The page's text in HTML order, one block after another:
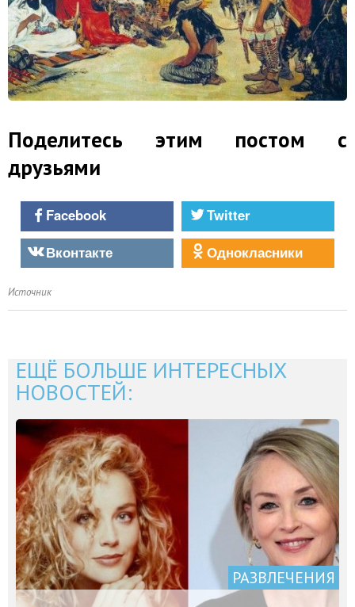
Поделитесь этим постом с
друзьями
Facebook
Twitter
Вконтакте
Однокласники
Источник
ЕЩЁ БОЛЬШЕ ИНТЕРЕСНЫХ
НОВОСТЕЙ:
РАЗВЛЕЧЕНИЯ